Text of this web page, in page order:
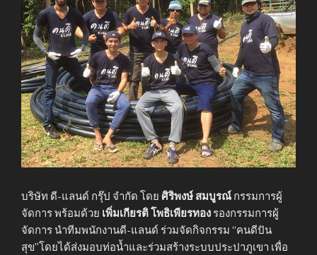
บริษัท ดี-แลนด์ กรุ๊ป จำกัด โดย ศิริพงษ์ สมบูรณ์ กรรมการผู้
จัดการ พร้อมด้วย เพิ่มเกียรติ โพธิเพียรทอง รองกรรมการผู้
จัดการ นำทีมพนักงานดี-แลนด์ ร่วมจัดกิจกรรม “คนดีปัน
สุข”โดยได้ส่งมอบท่อน้ำและร่วมสร้างระบบประปาภูเขา เพื่อ